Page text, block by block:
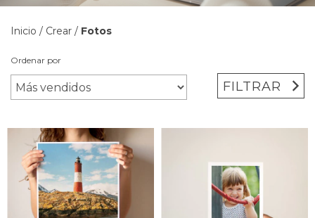
Inicio / Crear / Fotos
Ordenar por
FILTRAR